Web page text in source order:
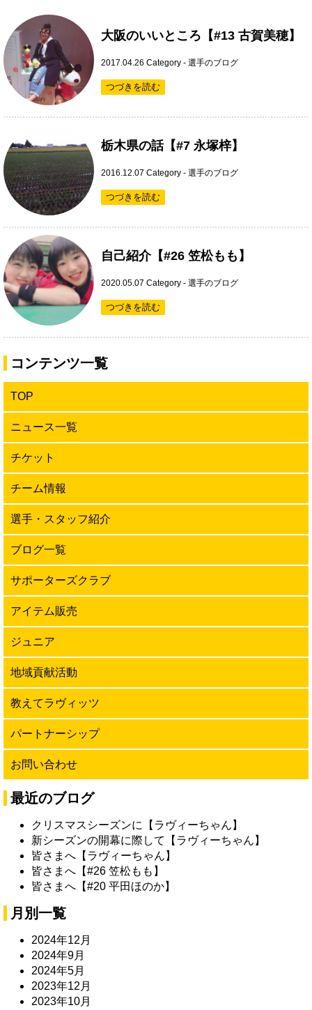
大阪のいいところ【#13 古賀美穂】
2017.04.26 Category - 選手のブログ
つづきを読む
栃木県の話【#7 永塚梓】
2016.12.07 Category - 選手のブログ
つづきを読む
自己紹介【#26 笠松もも】
2020.05.07 Category - 選手のブログ
つづきを読む
コンテンツ一覧
TOP
ニュース一覧
チケット
チーム情報
選手・スタッフ紹介
ブログ一覧
サポーターズクラブ
アイテム販売
ジュニア
地域貢献活動
教えてラヴィッツ
パートナーシップ
お問い合わせ
最近のブログ
クリスマスシーズンに【ラヴィーちゃん】
新シーズンの開幕に際して【ラヴィーちゃん】
皆さまへ【ラヴィーちゃん】
皆さまへ【#26 笠松もも】
皆さまへ【#20 平田ほのか】
月別一覧
2024年12月
2024年9月
2024年5月
2023年12月
2023年10月